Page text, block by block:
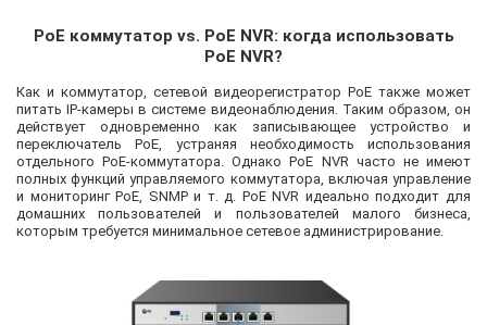
PoE коммутатор vs. PoE NVR: когда использовать
PoE NVR?
Как и коммутатор, сетевой видеорегистратор PoE также может
питать IP-камеры в системе видеонаблюдения. Таким образом, он
действует одновременно как записывающее устройство и
переключатель PoE, устраняя необходимость использования
отдельного PoE-коммутатора. Однако PoE NVR часто не имеют
полных функций управляемого коммутатора, включая управление
и мониторинг PoE, SNMP и т. д. PoE NVR идеально подходит для
домашних пользователей и пользователей малого бизнеса,
которым требуется минимальное сетевое администрирование.